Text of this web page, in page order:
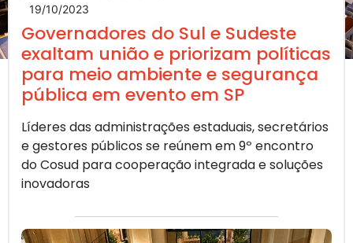
19/10/2023
Governadores do Sul e Sudeste
exaltam união e priorizam políticas
para meio ambiente e segurança
pública em evento em SP
Líderes das administrações estaduais, secretários
e gestores públicos se reúnem em 9º encontro
do Cosud para cooperação integrada e soluções
inovadoras